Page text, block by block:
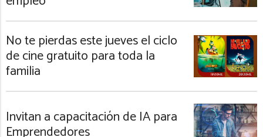
No te pierdas este jueves el ciclo
de cine gratuito para toda la
familia
Invitan a capacitación de IA para
Emprendedores